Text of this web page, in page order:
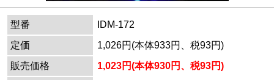
型番
IDM-172
定価
1,026円(本体933円、税93円)
販売価格
1,023円(本体930円、税93円)